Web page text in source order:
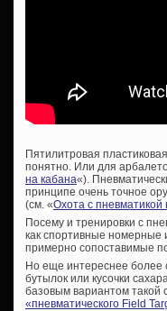
Пятилитровая
понятно. Или для
на кабана«).
принципе очень точное
(см. «Охота с пневматикой
Посему и тренировки с
как спортивные номерные
примерно сопоставимые
Но еще интереснее более
бутылок или кусочки
базовым вариантом такой
«пневматического Field